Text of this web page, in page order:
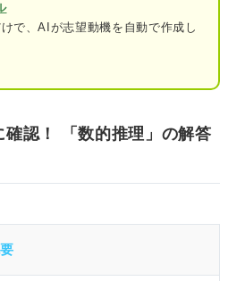
（難易度：★★★☆☆）
18（難易度：★★★☆☆）
19（難易度：★★★☆☆）
で、AIが志望動機を自動で作成し
確認！ 「数的推理」の解答
「数的推理」の解答のコツ